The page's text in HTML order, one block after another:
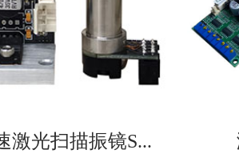
激光扫描振镜S...